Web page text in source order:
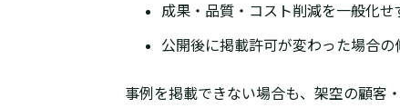
成果・品質・コスト削減を一般化せ
公開後に掲載許可が変わった場合の
事例を掲載できない場合も、架空の顧客